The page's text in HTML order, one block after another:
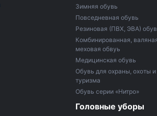
Зимняя обувь
Повседневная обувь
Резиновая (ПВХ, ЭВА)
Комбинированная,
меховая обвуь
Медицинская обувь
Обувь для охраны, охоты и
туризма
Обувь серии «Нитро»
Головные уборы